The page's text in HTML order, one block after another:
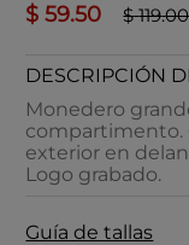
$ 59.50 $ 119.00
DESCRIPCIÓN
Monedero
compartimento.
exterior en
Logo grabado.
Guía de tallas